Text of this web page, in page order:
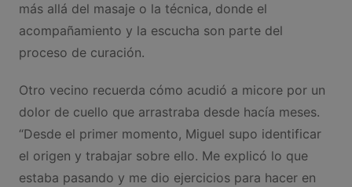
más allá del masaje o la técnica, donde el
acompañamiento y la escucha son parte del
proceso de curación.
Otro vecino recuerda cómo acudió a micore por un
dolor de cuello que arrastraba desde hacía meses.
“Desde el primer momento, Miguel supo identificar
el origen y trabajar sobre ello. Me explicó lo que
estaba pasando y me dio ejercicios para hacer en